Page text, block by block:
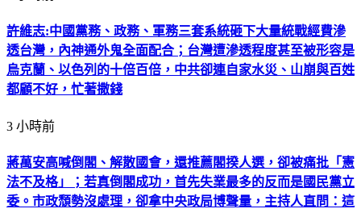
許維志:中國黨務、政務、軍務三套系統砸下大量統戰經費滲
透台灣，內神通外鬼全面配合；台灣遭滲透程度甚至被形容是
烏克蘭、以色列的十倍百倍，中共卻連自家水災、山崩與百姓
都顧不好，忙著撒錢
3 小時前
蔣萬安高喊倒閣、解散國會，還推薦閣揆人選，卻被痛批「憲
法不及格」；若真倒閣成功，首先失業最多的反而是國民黨立
委。市政頹勢沒處理，卻拿中央政局博聲量，主持人直問：這